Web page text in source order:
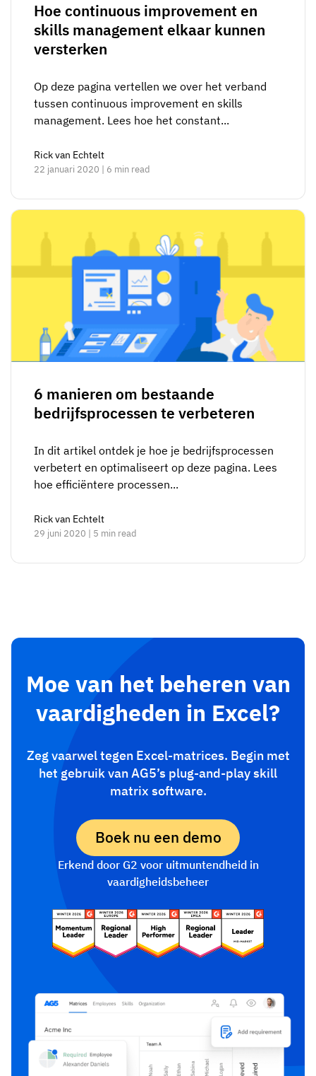
Hoe continuous improvement en
skills management elkaar kunnen
versterken
Op deze pagina vertellen we over het verband
tussen continuous improvement en skills
management. Lees hoe het constant...
Rick van Echtelt
22 januari 2020 | 6 min read
6 manieren om bestaande
bedrijfsprocessen te verbeteren
In dit artikel ontdek je hoe je bedrijfsprocessen
verbetert en optimaliseert op deze pagina. Lees
hoe efficiëntere processen...
Rick van Echtelt
29 juni 2020 | 5 min read
Moe van het beheren van
vaardigheden in Excel?
Zeg vaarwel tegen Excel-matrices. Begin met
het gebruik van AG5’s plug-and-play skill
matrix software.
Boek nu een demo
Erkend door G2 voor uitmuntendheid in
vaardigheidsbeheer